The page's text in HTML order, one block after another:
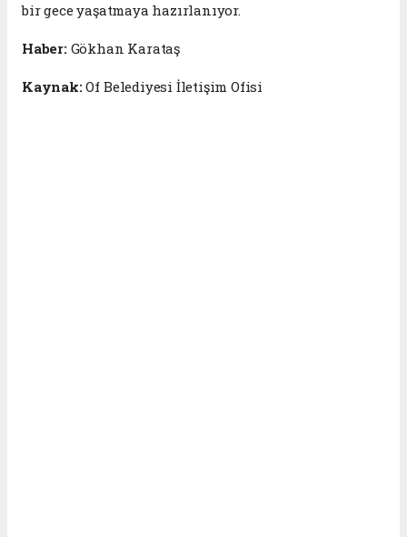
bir gece yaşatmaya hazırlanıyor.
Haber:Gökhan Karataş
Kaynak:Of Belediyesi İletişim Ofisi